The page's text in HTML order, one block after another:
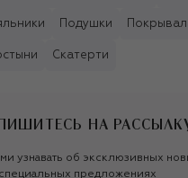
Подушки
Скатерти
НА
узнавать об эксклюзивных
специальных предложениях